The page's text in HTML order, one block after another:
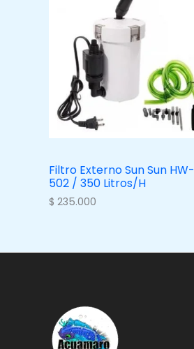
Filtro Externo Sun Sun HW-
502 / 350 Litros/H
$ 235.000